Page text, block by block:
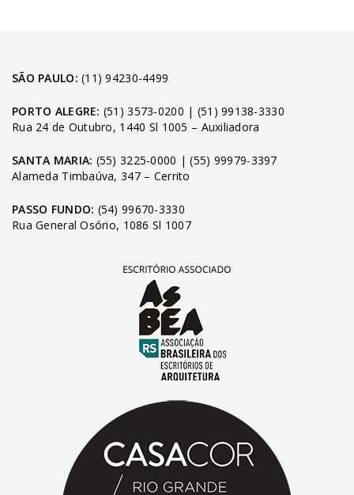
SÃO PAULO:(11) 94230-4499
PORTO ALEGRE: (51) 3573-0200 | (51) 99138-3330
Rua 24 de Outubro, 1440 Sl 1005 – Auxiliadora
SANTA MARIA: (55) 3225-0000 |(55) 99979-3397
Alameda Timbaúva, 347 – Cerrito
PASSO FUNDO: (54) 99670-3330
Rua General Osório, 1086 Sl 1007